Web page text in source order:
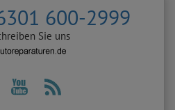
600-2999
Sie uns